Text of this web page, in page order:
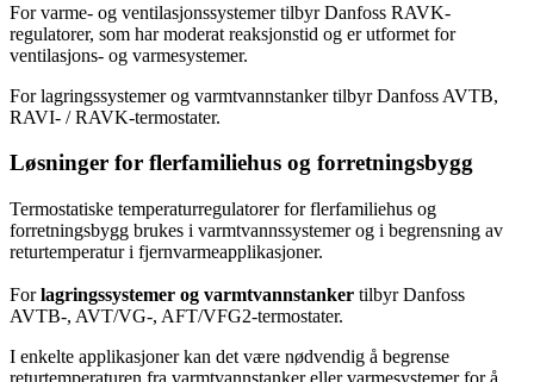
For varme- og ventilasjonssystemer tilbyr Danfoss RAVK-
regulatorer, som har moderat reaksjonstid og er utformet for
ventilasjons- og varmesystemer.
For lagringssystemer og varmtvannstanker tilbyr Danfoss AVTB,
RAVI- / RAVK-termostater.
Løsninger for flerfamiliehus og forretningsbygg
Termostatiske temperaturregulatorer for flerfamiliehus og
forretningsbygg brukes i varmtvannssystemer og i begrensning av
returtemperatur i fjernvarmeapplikasjoner.
Forlagringssystemer og varmtvannstanker tilbyr Danfoss
AVTB-, AVT/VG-, AFT/VFG2-termostater.
I enkelte applikasjoner kan det være nødvendig å begrense
returtemperaturen fra varmtvannstanker eller varmesystemer for å